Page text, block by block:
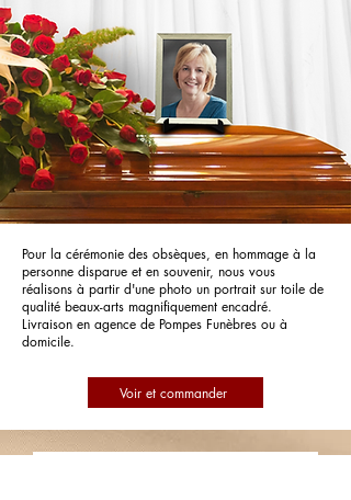
Pour la cérémonie des obsèques, en hommage à la
personne disparue et en souvenir, nous vous
réalisons à partir d'une photo un portrait sur toile de
qualité beaux-arts magnifiquement encadré.
Livraison en agence de Pompes Funèbres ou à
domicile.
Voir et commander